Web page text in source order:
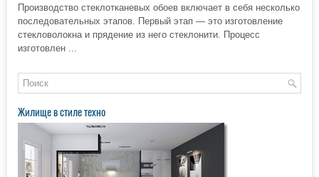
Производство стеклотканевых обоев включает в себя несколько
последовательных этапов. Первый этап — это изготовление
стекловолокна и прядение из него стеклонити. Процесс
изготовлен ...
Жилище в стиле техно